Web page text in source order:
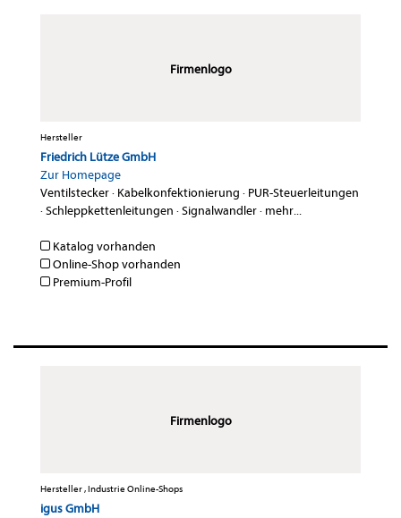
Firmenlogo
Hersteller
Friedrich Lütze GmbH
Zur Homepage
Ventilstecker· Kabelkonfektionierung · PUR-Steuerleitungen
·Schleppkettenleitungen ·Signalwandler· mehr...
Katalog vorhanden
Online-Shop vorhanden
Premium-Profil
Firmenlogo
Hersteller , Industrie Online-Shops
igus GmbH